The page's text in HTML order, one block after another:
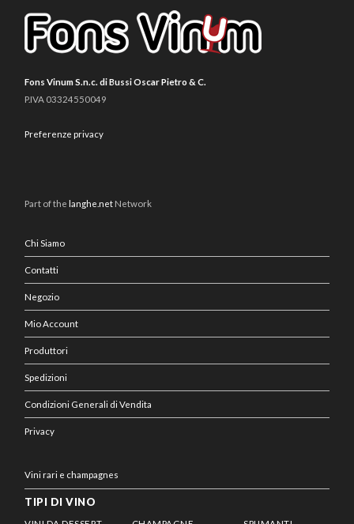
Fons Vinum S.n.c. di Bussi Oscar Pietro & C.
P.IVA 03324550049
Preferenze privacy
Part of the langhe.net Network
Chi Siamo
Contatti
Negozio
Mio Account
Produttori
Spedizioni
Condizioni Generali di Vendita
Privacy
Vini rari e champagnes
TIPI DI VINO